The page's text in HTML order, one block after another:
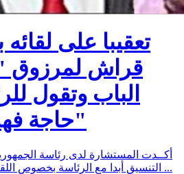
تعقيبا على
قراش لمرزوق
الباب وتقول
حاجة فهذا غير معقول"
أكــدت المستشارة لدى رئاسة
التنسيق أبدا مع الرئاسة بخصوص اللقاء الذي جمع وفد من حركة ...